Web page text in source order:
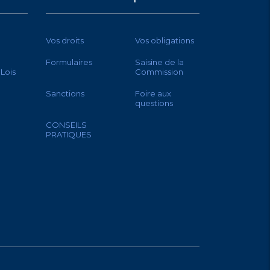
Vos droits Vos obligations
Formulaires
Saisine de la
Commission
Sanctions
Foire aux
questions
CONSEILS
PRATIQUES